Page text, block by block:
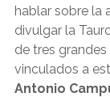
hablar sobre la
divulgar la
de tres
vinculados a
Antonio